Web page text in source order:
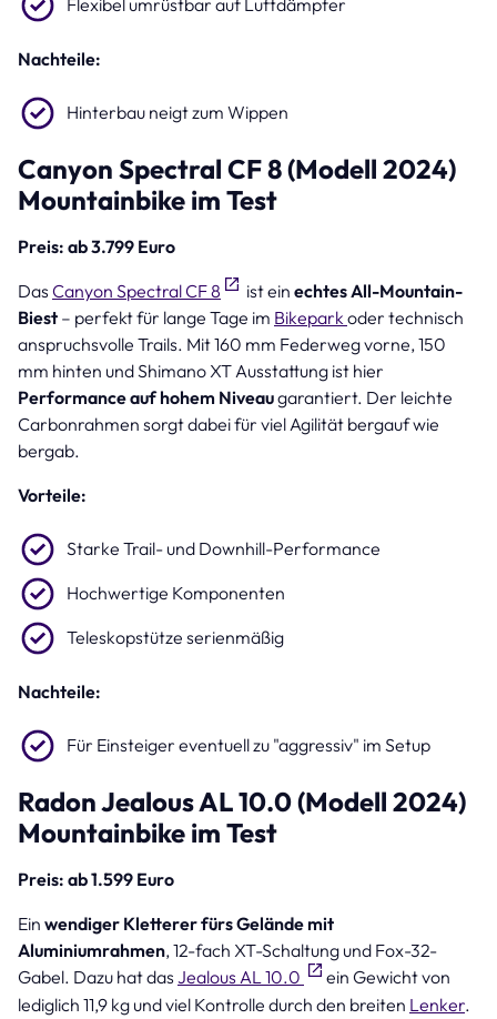
Nachteile:
Hinterbau neigt zum Wippen
Canyon Spectral CF 8 (Modell 2024)
Mountainbike im Test
Preis: ab 3.799 Euro
Das Canyon Spectral CF 8 ist ein echtes All-Mountain-
Biest – perfekt für lange Tage im Bikeparkoder technisch
anspruchsvolle Trails. Mit 160 mm Federweg vorne, 150
mm hinten und Shimano XT Ausstattung ist hier
Performance auf hohem Niveaugarantiert. Der leichte
Carbonrahmen sorgt dabei für viel Agilität bergauf wie
bergab.
Vorteile:
Starke Trail- und Downhill-Performance
Hochwertige Komponenten
Teleskopstütze serienmäßig
Nachteile:
Für Einsteiger eventuell zu "aggressiv" im Setup
Radon Jealous AL 10.0 (Modell 2024)
Mountainbike im Test
Preis: ab 1.599 Euro
Ein wendiger Kletterer fürs Gelände mit
Aluminiumrahmen, 12-fach XT-Schaltung und Fox-32-
Gabel. Dazu hat das Jealous AL 10.0
ein Gewicht von
lediglich 11,9 kg und viel Kontrolle durch den breiten Lenker.